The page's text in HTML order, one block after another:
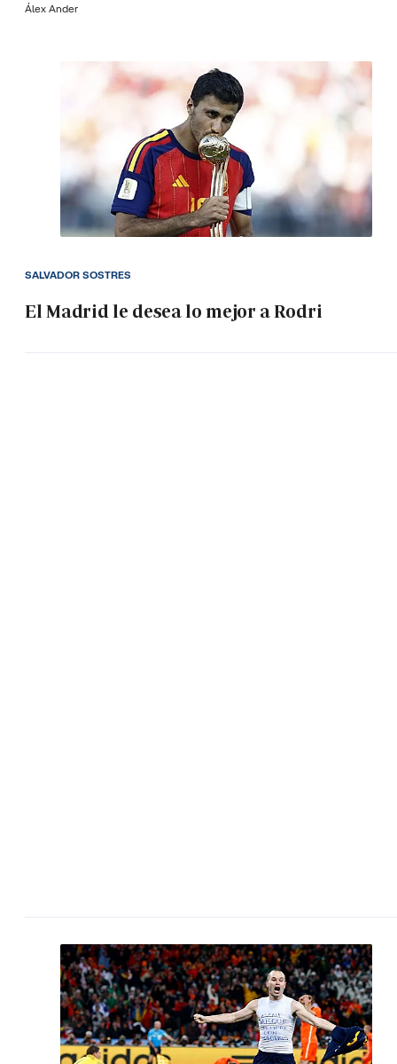
Álex Ander
El Madrid le desea lo mejor a Rodri
SALVADOR SOSTRES